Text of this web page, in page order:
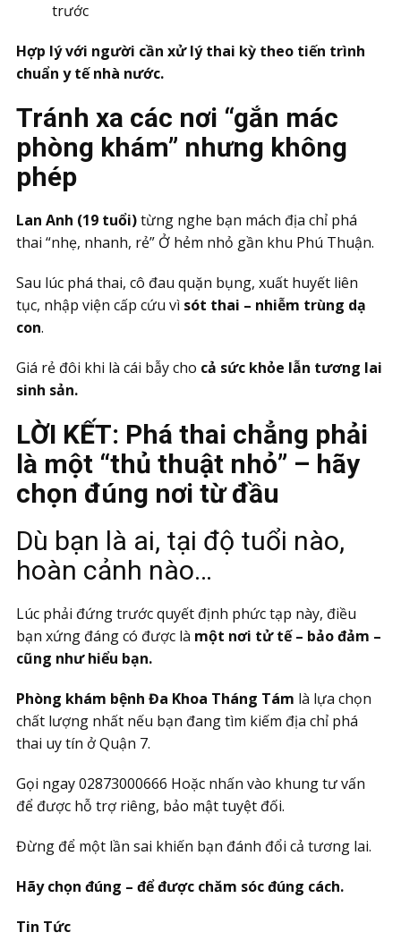
trước
Hợp lý với người cần xử lý thai kỳ theo tiến trình
chuẩn y tế nhà nước.
Tránh xa các nơi “gắn mác
phòng khám” nhưng không
phép
Lan Anh (19 tuổi)từng nghe bạn mách địa chỉ phá
thai “nhẹ, nhanh, rẻ” Ở hẻm nhỏ gần khu Phú Thuận.
Sau lúc phá thai, cô đau quặn bụng, xuất huyết liên
tục, nhập viện cấp cứu vì sót thai – nhiễm trùng dạ
con.
Giá rẻ đôi khi là cái bẫy cho cả sức khỏe lẫn tương lai
sinh sản.
LỜI KẾT: Phá thai chẳng phải
là một “thủ thuật nhỏ” – hãy
chọn đúng nơi từ đầu
Dù bạn là ai, tại độ tuổi nào,
hoàn cảnh nào…
Lúc phải đứng trước quyết định phức tạp này, điều
bạn xứng đáng có được là một nơi tử tế – bảo đảm –
cũng như hiểu bạn.
Phòng khám bệnh Đa Khoa Tháng Tám là lựa chọn
chất lượng nhất nếu bạn đang tìm kiếm địa chỉ phá
thai uy tín ở Quận 7.
Gọi ngay 02873000666 Hoặc nhấn vào khung tư vấn
để được hỗ trợ riêng, bảo mật tuyệt đối.
Đừng để một lần sai khiến bạn đánh đổi cả tương lai.
Hãy chọn đúng – để được chăm sóc đúng cách.
Tin Tức